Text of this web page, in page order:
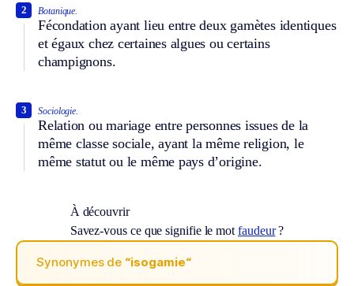
Botanique.
Fécondation ayant lieu entre deux gamètes identiques
et égaux chez certaines algues ou certains
champignons.
2
Sociologie.
Relation ou mariage entre personnes issues de la
même classe sociale, ayant la même religion, le
même statut ou le même pays d’origine.
3
À découvrir
Savez-vous ce que signifie le mot faudeur?
Synonymes de “isogamie“